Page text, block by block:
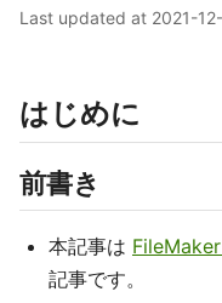
Last updated at 2021-
はじめに
前書き
本記事は
記事です。